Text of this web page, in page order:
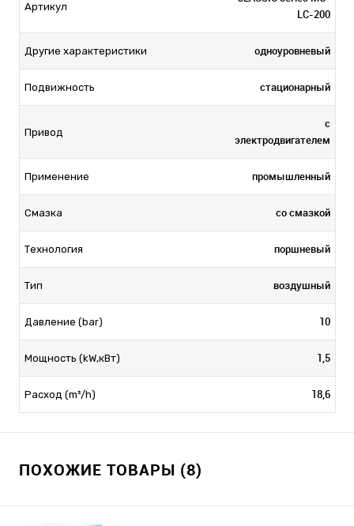
Артикул
LC-200
Другие характеристики одноуровневый
Подвижность стационарный
Привод
с
электродвигателем
Применение промышленный
Смазка со смазкой
Технология поршневый
Тип воздушный
Давление (bar) 10
Мощность (kW,кВт) 1,5
Расход (m³/h) 18,6
ПОХОЖИЕ ТОВАРЫ (8)